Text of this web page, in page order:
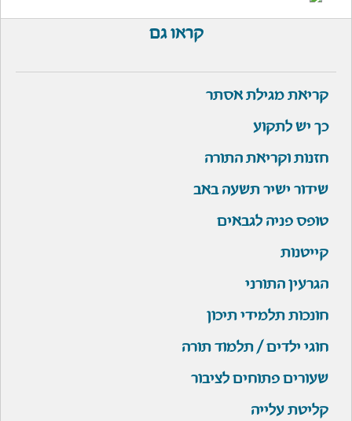
קראו גם
קריאת מגילת אסתר
כך יש לתקוע
חזנות וקריאת התורה
שידור ישיר תשעה באב
טופס פניה לגבאים
קייטנות
הגרעין התורני
חונכות תלמידי תיכון
חוגי ילדים / תלמוד תורה
שעורים פתוחים לציבור
קליטת עלייה